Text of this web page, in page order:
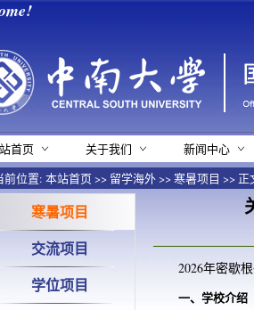
首页 关于我们
新闻中心
前位置: 本站首页>> 留学海外>>寒暑项目 >> 正
寒暑项目
交流项目
学位项目
2026年密歇
一、学校介绍